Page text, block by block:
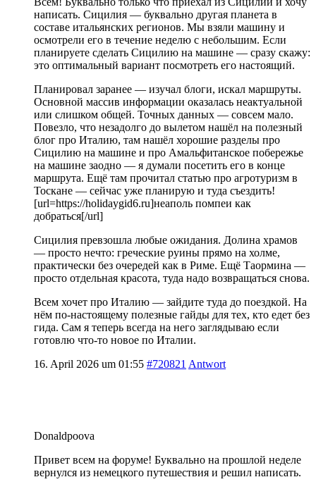
написать. Сицилия — буквально другая планета в
составе итальянских регионов. Мы взяли машину и
осмотрели его в течение неделю с небольшим. Если
планируете сделать Сицилию на машине — сразу скажу:
это оптимальный вариант посмотреть его настоящий.
Планировал заранее — изучал блоги, искал маршруты.
Основной массив информации оказалась неактуальной
или слишком общей. Точных данных — совсем мало.
Повезло, что незадолго до вылетом нашёл на полезный
блог про Италию, там нашёл хорошие разделы про
Сицилию на машине и про Амальфитанское побережье
на машине заодно — я думали посетить его в конце
маршрута. Ещё там прочитал статью про агротуризм в
Тоскане — сейчас уже планирую и туда съездить!
[url=https://holidaygid6.ru]неаполь помпеи как
добраться[/url]
Сицилия превзошла любые ожидания. Долина храмов
— просто нечто: греческие руины прямо на холме,
практически без очередей как в Риме. Ещё Таормина —
просто отдельная красота, туда надо возвращаться снова.
Всем хочет про Италию — зайдите туда до поездкой. На
нём по-настоящему полезные гайды для тех, кто едет без
гида. Сам я теперь всегда на него заглядываю если
готовлю что-то новое по Италии.
16. April 2026 um 01:55 #720821 Antwort
Donaldpoova
Привет всем на форуме! Буквально на прошлой неделе
вернулся из немецкого путешествия и решил написать.